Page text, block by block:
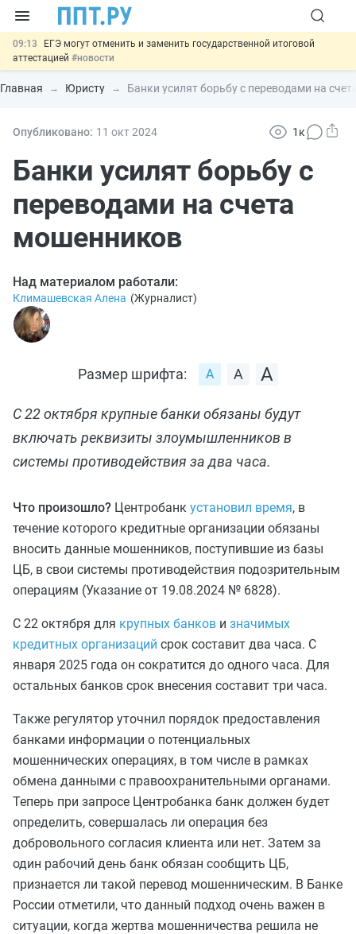
09:13
ЕГЭ могут отменить и заменить государственной итоговой
аттестацией #новости
00:01
7 августа: важные документы, вступающие в силу сегодня
#новости
06.08 Подписан указ об отмене спецрежима для вкладов физлиц из
06.08
Обеспечительный платёж СПОТ могут заменить
банковской гарантией #новости
Главная Юристу Банки усилят борьбу с переводами на
Опубликовано: 11 окт2024 1к
Банки усилят борьбу с
переводами на счета
мошенников
Над материалом работали:
Климашевская Алена (Журналист)
Размер шрифта:
С 22 октября крупные банки обязаны будут
включать реквизиты злоумышленников в
системы противодействия за два часа.
Что произошло? Центробанк установил время, в
течение которого кредитные организации обязаны
вносить данные мошенников, поступившие из базы
ЦБ, в свои системы противодействия подозрительным
операциям (Указание от 19.08.2024 № 6828).
C 22 октября для крупных банков и значимых
кредитных организаций срок составит два часа. С
января 2025 года он сократится до одного часа. Для
остальных банков срок внесения составит три часа.
Также регулятор уточнил порядок предоставления
банками информации о потенциальных
мошеннических операциях, в том числе в рамках
обмена данными с правоохранительными органами.
Теперь при запросе Центробанка банк должен будет
определить, совершалась ли операция без
добровольного согласия клиента или нет. Затем за
один рабочий день банк обязан сообщить ЦБ,
признается ли такой перевод мошенническим. В Банке
России отметили, что данный подход очень важен в
ситуации, когда жертва мошенничества решила не